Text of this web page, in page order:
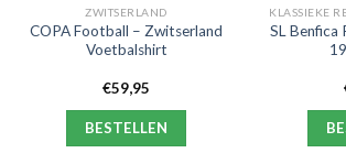
ZWITSERLAND
COPA Football – Zwitserland
Voetbalshirt
€59,95
BESTELLEN
KLASSIEKE
SL Benfica